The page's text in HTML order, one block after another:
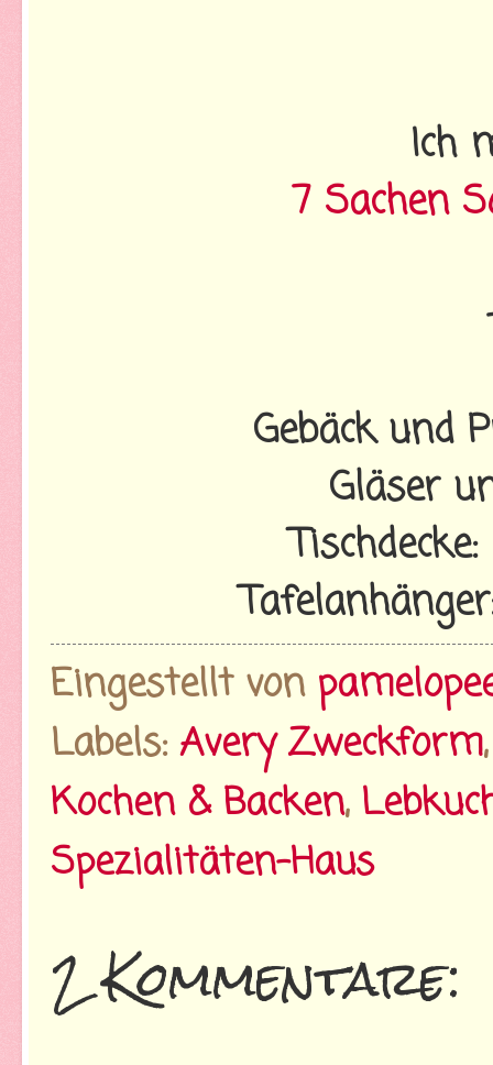
Ich
7 Sachen
Gebäck und
Gläser
Eingestellt von
Labels:Avery Zweckform
Kochen & Backen,
Spezialitäten-Haus
2 Kommentare: